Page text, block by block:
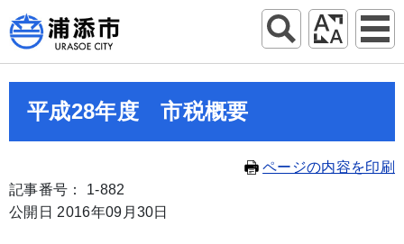
平成28年度 市税概要
ページの内容を印刷
記事番号： 1-882
公開日 2016年09月30日